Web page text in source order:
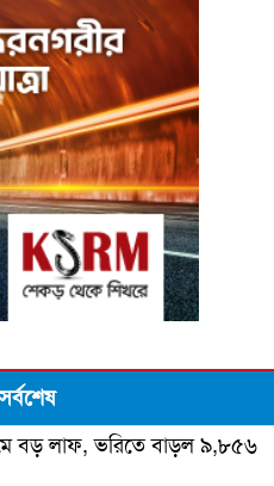
বড় লাফ, ভরিতে বাড়ল ৯,৮৫৬